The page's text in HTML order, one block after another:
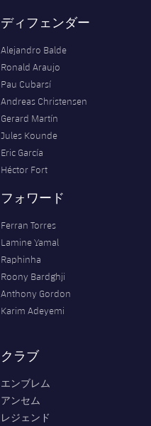
ディフェンダー
Alejandro Balde
Ronald Araujo
Pau Cubarsí
Andreas Christensen
Gerard Martín
Jules Kounde
Eric García
Héctor Fort
フォワード
Ferran Torres
Lamine Yamal
Raphinha
Roony Bardghji
Anthony Gordon
Karim Adeyemi
クラブ
エンブレム
アンセム
レジェンド